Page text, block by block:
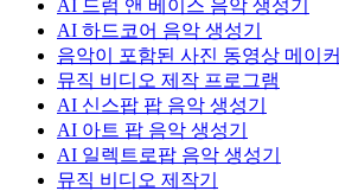
AI 드럼 앤 베이스 음악 생성기
AI 하드코어 음악 생성기
음악이 포함된 사진 동영상 메이커
뮤직 비디오 제작 프로그램
AI 신스팝 팝 음악 생성기
AI 아트 팝 음악 생성기
AI 일렉트로팝 음악 생성기
뮤직 비디오 제작기